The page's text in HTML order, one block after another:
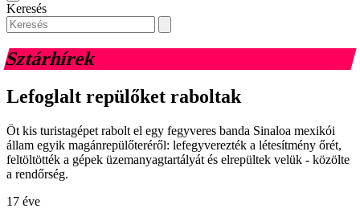
Keresés
Sztárhírek
Lefoglalt repülőket raboltak
Öt kis turistagépet rabolt el egy fegyveres banda Sinaloa mexikói
állam egyik magánrepülőteréről: lefegyverezték a létesítmény őrét,
feltöltötték a gépek üzemanyagtartályát és elrepültek velük - közölte
a rendőrség.
17 éve